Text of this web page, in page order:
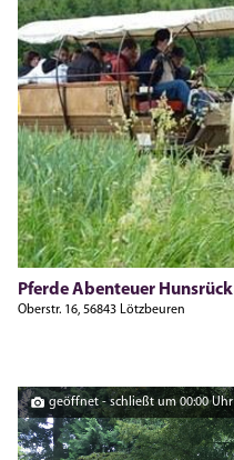
Pferde Abenteuer Hunsrück
Oberstr. 16, 56843 Lötzbeuren
geöffnet - schließt um 00:00 Uhr